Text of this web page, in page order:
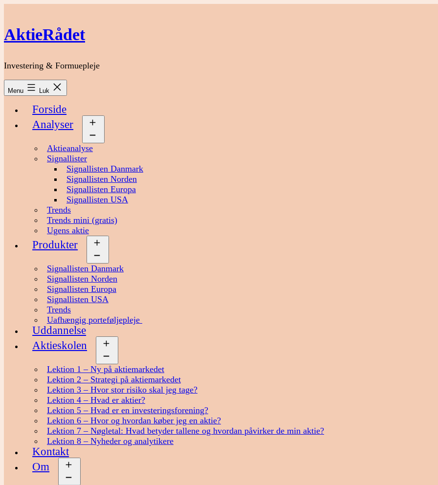
indhold
AktieRådet
Investering & Formuepleje
Menu Luk
Forside
Analyser
Aktieanalyse
Signallister
Signallisten Danmark
Signallisten Norden
Signallisten Europa
Signallisten USA
Trends
Trends mini (gratis)
Ugens aktie
Produkter
Signallisten Danmark
Signallisten Norden
Signallisten Europa
Signallisten USA
Trends
Uafhængig porteføljepleje
Uddannelse
Aktieskolen
Lektion 1 – Ny på aktiemarkedet
Lektion 2 – Strategi på aktiemarkedet
Lektion 3 – Hvor stor risiko skal jeg tage?
Lektion 4 – Hvad er aktier?
Lektion 5 – Hvad er en investeringsforening?
Lektion 6 – Hvor og hvordan køber jeg en aktie?
Lektion 7 – Nøgletal: Hvad betyder tallene og hvordan påvirker de min aktie?
Lektion 8 – Nyheder og analytikere
Kontakt
Om